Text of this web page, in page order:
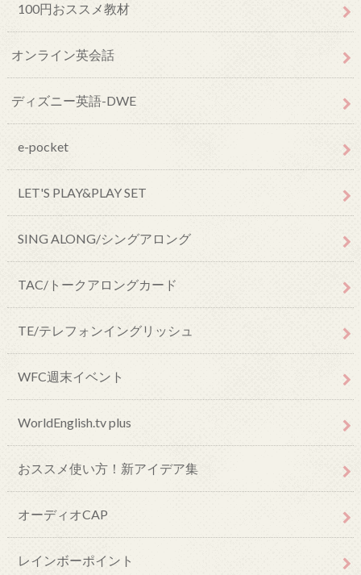
100円おススメ教材
オンライン英会話
ディズニー英語-DWE
e-pocket
LET'S PLAY&PLAY SET
SING ALONG/シングアロング
TAC/トークアロングカード
TE/テレフォンイングリッシュ
WFC週末イベント
WorldEnglish.tv plus
おススメ使い方！新アイデア集
オーディオCAP
レインボーポイント